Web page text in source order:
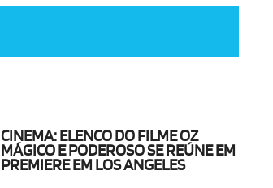
CINEMA: ELENCO DO FILME OZ
MÁGICO E PODEROSO SE REÚNE EM
PREMIERE EM LOS ANGELES